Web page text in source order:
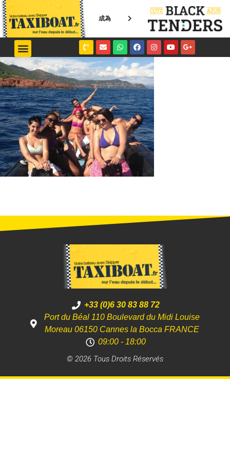
成為
+33 (0)6 30 83 88 72
Port du Béal 110 Boulevard du Midi Louise
Moreau 06150 Cannes la Bocca FRANCE
09:00 - 18:00
© 2026 Tous Droits Réservés